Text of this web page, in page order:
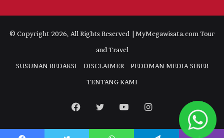
© Copyright 2026, All Rights Reserved | MyMegawisata.com Tour
and Travel
SUSUNAN REDAKSI
DISCLAIMER
PEDOMAN MEDIA SIBER
TENTANG KAMI
Facebook
TwitterYouTubeInstagram